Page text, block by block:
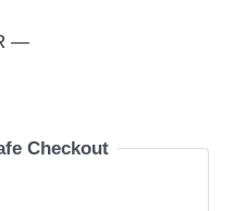
—
Checkout